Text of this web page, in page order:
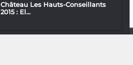
Château Les Hauts-Conseillants
2015 : El...